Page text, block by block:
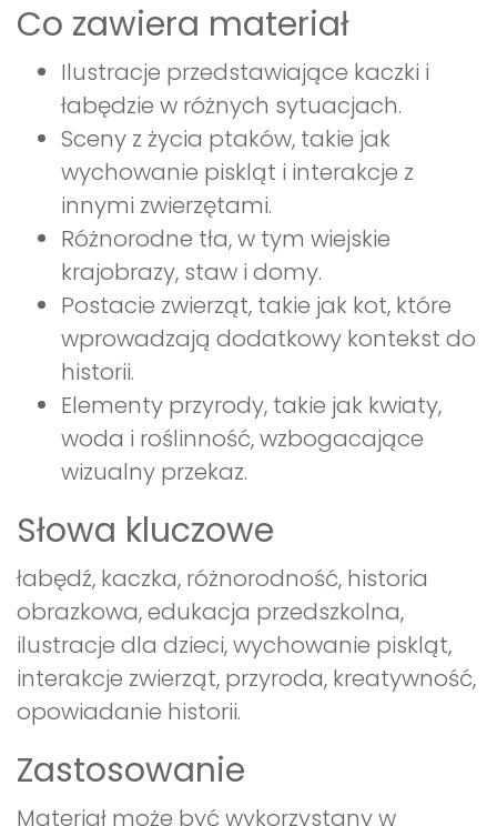
Co zawiera materiał
Ilustracje przedstawiające kaczki i
łabędzie w różnych sytuacjach.
Sceny z życia ptaków, takie jak
wychowanie piskląt i interakcje z
innymi zwierzętami.
Różnorodne tła, w tym wiejskie
krajobrazy, staw i domy.
Postacie zwierząt, takie jak kot, które
wprowadzają dodatkowy kontekst do
historii.
Elementy przyrody, takie jak kwiaty,
woda i roślinność, wzbogacające
wizualny przekaz.
Słowa kluczowe
łabędź, kaczka, różnorodność, historia
obrazkowa, edukacja przedszkolna,
ilustracje dla dzieci, wychowanie piskląt,
interakcje zwierząt, przyroda, kreatywność,
opowiadanie historii.
Zastosowanie
Materiał może być wykorzystany w